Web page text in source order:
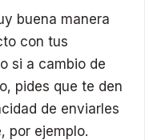
buena manera
con tus
si a cambio de
pides que te den
de enviarles
por ejemplo.